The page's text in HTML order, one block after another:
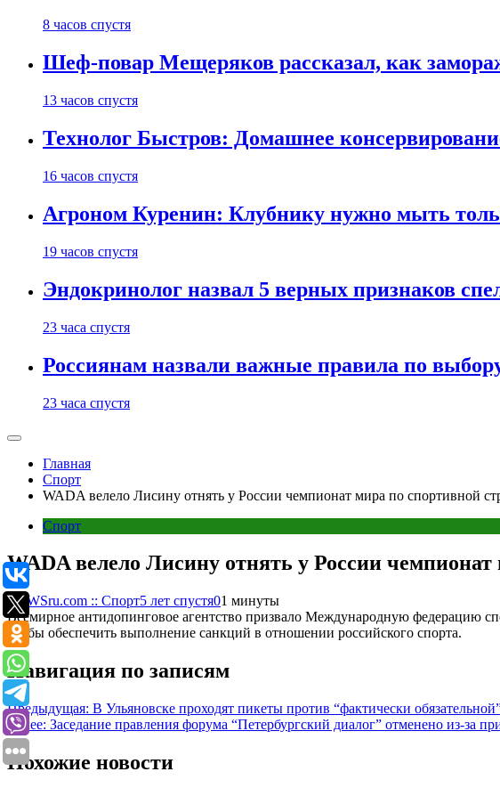
8 часов спустя
Шеф-повар Мещеряков рассказал, как
13 часов спустя
Технолог Быстров: Домашнее
16 часов спустя
Агроном Куренин: Клубнику нужно мыть
19 часов спустя
Эндокринолог назвал 5 верных признаков
23 часа спустя
Россиянам назвали важные правила по
23 часа спустя
Главная
Спорт
WADA велело Лисину отнять у России чемпионат мира по спортивной
Спорт
WADA велело Лисину отнять у России
NEWSru.com :: Спорт5 лет спустя01 минуты
Всемирное антидопинговое агентство призвало Международную федерацию
чтобы обеспечить выполнение санкций в отношении российского спорта.
Навигация по записям
Предыдущая: В Ульяновске проходят пикеты против “фактически
Далее: Заседание правления форума “Петербургский диалог” отменено из-за
Похожие новости